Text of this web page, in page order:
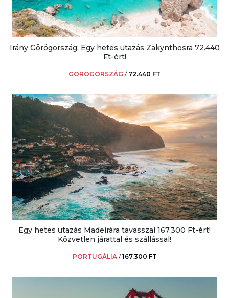
Irány Görögország: Egy hetes utazás Zakynthosra 72.440
Ft-ért!
GÖRÖGORSZÁG / 72.440 FT
Egy hetes utazás Madeirára tavasszal 167.300 Ft-ért!
Közvetlen járattal és szállással!
PORTUGÁLIA /167.300 FT